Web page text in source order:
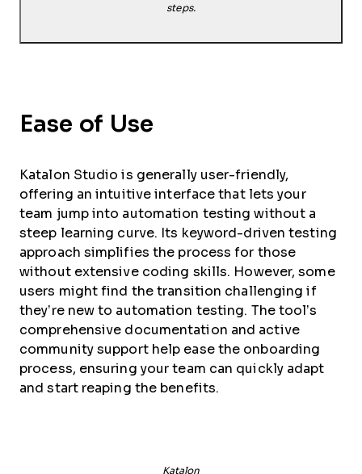
steps.
Ease of Use
Katalon Studio is generally user-friendly,
offering an intuitive interface that lets your
team jump into automation testing without a
steep learning curve. Its keyword-driven testing
approach simplifies the process for those
without extensive coding skills. However, some
users might find the transition challenging if
they’re new to automation testing. The tool’s
comprehensive documentation and active
community support help ease the onboarding
process, ensuring your team can quickly adapt
and start reaping the benefits.
Katalon